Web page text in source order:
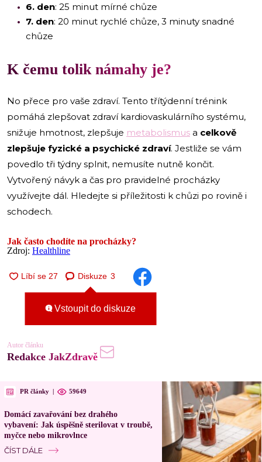
6. den: 25 minut mírné chůze
7. den: 20 minut rychlé chůze, 3 minuty snadné
chůze
K čemu tolik námahy je?
No přece pro vaše zdraví. Tento třítýdenní trénink
pomáhá zlepšovat zdraví kardiovaskulárního systému,
snižuje hmotnost, zlepšuje metabolismus a celkově
zlepšuje fyzické a psychické zdraví. Jestliže se vám
povedlo tři týdny splnit, nemusíte nutně končit.
Vytvořený návyk a čas pro pravidelné procházky
využívejte dál. Hledejte si příležitosti k chůzi po rovině i
schodech.
Jak často chodíte na procházky?
Zdroj: Healthline
Diskuze 3
Vstoupit do diskuze
Autor článku
Redakce JakZdravě
PR články | 59649
Domácí zavařování bez drahého
vybavení: Jak úspěšně sterilovat v troubě,
myčce nebo mikrovlnce
ČÍST DÁLE